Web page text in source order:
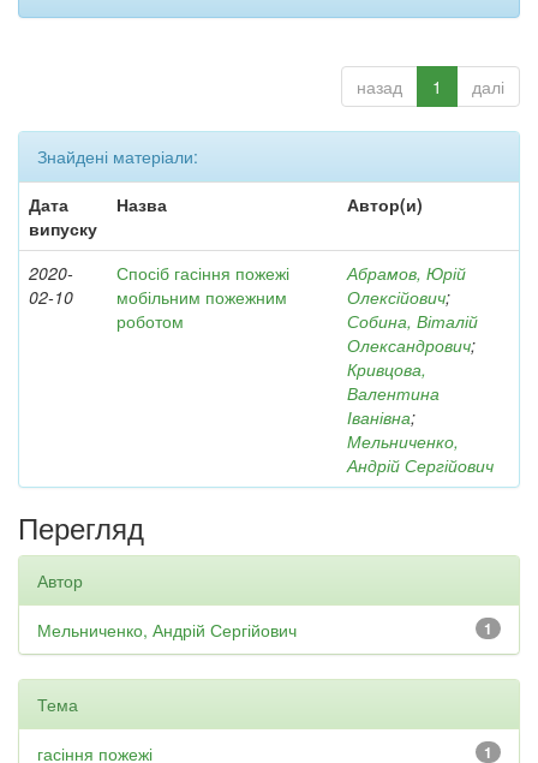
назад 1 далі
Знайдені матеріали:
Дата
випуску
Назва Автор(и)
2020-
02-10
Спосіб гасіння пожежі
мобільним пожежним
роботом
Абрамов, Юрій
Олексійович;
Собина, Віталій
Олександрович;
Кривцова,
Валентина
Іванівна;
Мельниченко,
Андрій Сергійович
Перегляд
Автор
1
Мельниченко, Андрій Сергійович
Тема
1
гасіння пожежі